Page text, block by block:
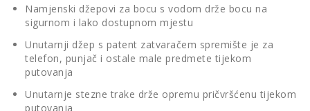
Namjenski džepovi za bocu s vodom drže bocu na
sigurnom i lako dostupnom mjestu
Unutarnji džep s patent zatvaračem spremište je za
telefon, punjač i ostale male predmete tijekom
putovanja
Unutarnje stezne trake drže opremu pričvršćenu tijekom
putovanja